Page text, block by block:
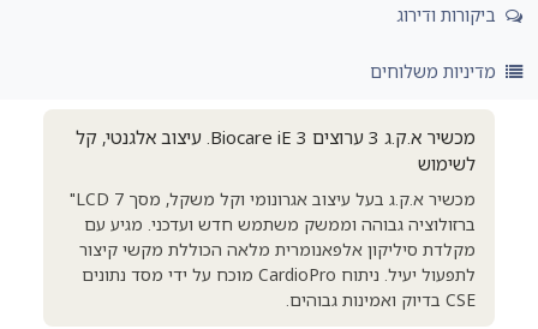
ביקורות ודירוג
מדיניות משלוחים
מכשיר א.ק.ג 3 ערוצים Biocare iE 3. עיצוב אלגנטי, קל
לשימוש
מכשיר א.ק.ג בעל עיצוב אגרונומי וקל משקל, מסך LCD 7"
ברזולוציה גבוהה וממשק משתמש חדש ועדכני. מגיע עם
מקלדת סיליקון אלפאנומרית מלאה הכוללת מקשי קיצור
לתפעול יעיל. ניתוח CardioPro מוכח על ידי מסד נתונים
CSE בדיוק ואמינות גבוהים.